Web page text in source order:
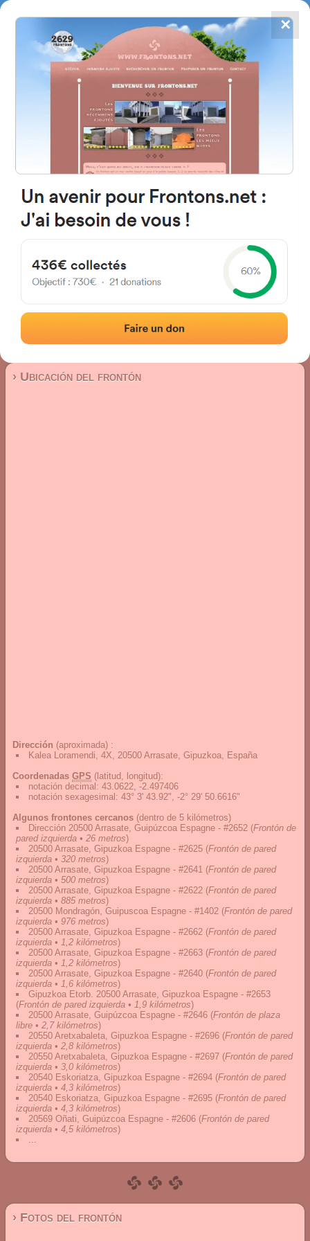
FRONTONS.NET
BUSCAR UN FRONTÓN
AÑADIR UN FRONTÓN
4784
frontones
20500 Arrasate, Gipuzkoa
Kalea Loramendi 4X España
Frontón de pared izquierda
Localización|Fotos|Comentarios y reseñas
› Ubicación del frontón
Dirección (aproximada) :
Kalea Loramendi, 4X, 20500 Arrasate, Gipuzkoa, España
Coordenadas GPS (latitud, longitud):
notación decimal : 43.0622, -2.497406
notación sexagesimal : 43° 3' 43.92", -2° 29' 50.6616"
Algunos frontones cercanos (dentro de 5 kilómetros)
Dirección 20500 Arrasate, Guipúzcoa Espagne - #2652 (Frontón de
pared izquierda • 26 metros)
20500 Arrasate, Gipuzkoa Espagne - #2625 (Frontón de pared
izquierda • 320 metros)
20500 Arrasate, Gipuzkoa Espagne - #2641 (Frontón de pared
izquierda • 500 metros)
20500 Arrasate, Gipuzkoa Espagne - #2622 (Frontón de pared
izquierda • 885 metros)
20500 Mondragón, Guipuscoa Espagne - #1402 (Frontón de pared
izquierda • 976 metros)
20500 Arrasate, Gipuzkoa Espagne - #2662 (Frontón de pared
izquierda • 1,2 kilómetros)
20500 Arrasate, Gipuzkoa Espagne - #2663 (Frontón de pared
izquierda • 1,2 kilómetros)
20500 Arrasate, Gipuzkoa Espagne - #2640 (Frontón de pared
izquierda • 1,6 kilómetros)
Gipuzkoa Etorb. 20500 Arrasate, Gipuzkoa Espagne - #2653
(Frontón de pared izquierda • 1,9 kilómetros)
20500 Arrasate, Guipúzcoa Espagne - #2646 (Frontón de plaza
libre • 2,7 kilómetros)
20550 Aretxabaleta, Gipuzkoa Espagne - #2696 (Frontón de pared
izquierda • 2,8 kilómetros)
20550 Aretxabaleta, Gipuzkoa Espagne - #2697 (Frontón de pared
izquierda • 3,0 kilómetros)
20540 Eskoriatza, Gipuzkoa Espagne - #2694 (Frontón de pared
izquierda • 4,3 kilómetros)
20540 Eskoriatza, Gipuzkoa Espagne - #2695 (Frontón de pared
izquierda • 4,3 kilómetros)
20569 Oñati, Guipúzcoa Espagne - #2606 (Frontón de pared
izquierda • 4,5 kilómetros)
...
› Fotos del frontón
✕